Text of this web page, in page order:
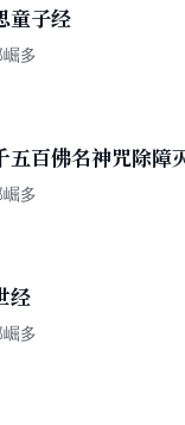
童子经
多
五百佛名神咒除障
多
经
多